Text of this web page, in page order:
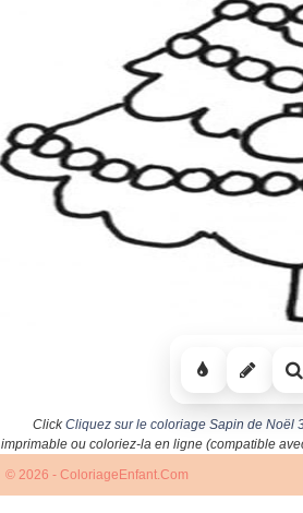
ClickCliquez sur le coloriage Sapin de Noël
imprimable ou coloriez-la en ligne (compatible
© 2026 - ColoriageEnfant.Com